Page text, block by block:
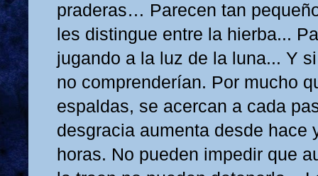
praderas… Parecen tan
les distingue entre la hierba...
jugando a la luz de la luna... Y
no comprenderían. Por mucho
espaldas, se acercan a cada
desgracia aumenta desde hace
horas. No pueden impedir que